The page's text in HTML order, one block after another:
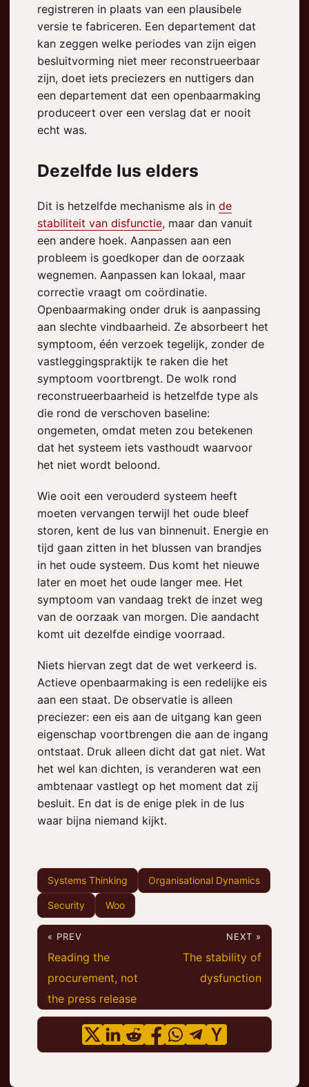
registreren in plaats van een plausibele
versie te fabriceren. Een departement dat
kan zeggen welke periodes van zijn eigen
besluitvorming niet meer reconstrueerbaar
zijn, doet iets preciezers en nuttigers dan
een departement dat een openbaarmaking
produceert over een verslag dat er nooit
echt was.
Dezelfde lus elders
Dit is hetzelfde mechanisme als in de
stabiliteit van disfunctie, maar dan vanuit
een andere hoek. Aanpassen aan een
probleem is goedkoper dan de oorzaak
wegnemen. Aanpassen kan lokaal, maar
correctie vraagt om coördinatie.
Openbaarmaking onder druk is aanpassing
aan slechte vindbaarheid. Ze absorbeert het
symptoom, één verzoek tegelijk, zonder de
vastleggingspraktijk te raken die het
symptoom voortbrengt. De wolk rond
reconstrueerbaarheid is hetzelfde type als
die rond de verschoven baseline:
ongemeten, omdat meten zou betekenen
dat het systeem iets vasthoudt waarvoor
het niet wordt beloond.
Wie ooit een verouderd systeem heeft
moeten vervangen terwijl het oude bleef
storen, kent de lus van binnenuit. Energie en
tijd gaan zitten in het blussen van brandjes
in het oude systeem. Dus komt het nieuwe
later en moet het oude langer mee. Het
symptoom van vandaag trekt de inzet weg
van de oorzaak van morgen. Die aandacht
komt uit dezelfde eindige voorraad.
Niets hiervan zegt dat de wet verkeerd is.
Actieve openbaarmaking is een redelijke eis
aan een staat. De observatie is alleen
preciezer: een eis aan de uitgang kan geen
eigenschap voortbrengen die aan de ingang
ontstaat. Druk alleen dicht dat gat niet. Wat
het wel kan dichten, is veranderen wat een
ambtenaar vastlegt op het moment dat zij
besluit. En dat is de enige plek in de lus
waar bijna niemand kijkt.
Systems Thinking Organisational Dynamics
Security Woo
« PREV
Reading the
procurement, not
the press release
NEXT »
The stability of
dysfunction